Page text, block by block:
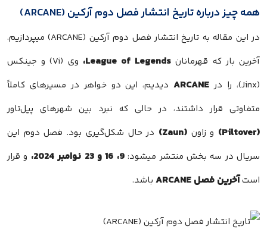
همه چیز درباره تاریخ انتشار فصل دوم آرکین (ARCANE)
در این مقاله به تاریخ انتشار فصل دوم آرکین (ARCANE) میپردازیم.
آخرین بار که قهرمانان League of Legends،
وی (Vi) و جینکس
(Jinx)، را در
ARCANEدیدیم، این دو خواهر در مسیرهای کاملاً
متفاوتی قرار داشتند، در حالی که نبرد بین شهرهای پیل‌تاور
(Piltover) و زاون(Zaun)
در حال شکل‌گیری بود. فصل دوم این
سریال در سه بخش منتشر میشود:9، 16 و 23 نوامبر 2024،
و قرار
استآخرین فصل ARCANE باشد.